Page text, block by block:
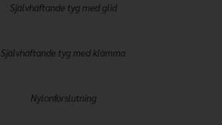
Självhäftande tyg med glid
Självhäftande tyg med klämma
Nylonförslutning